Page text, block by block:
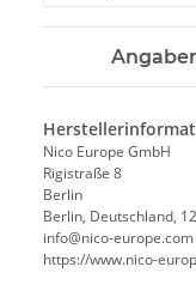
Nico Europe GmbH
Rigistraße 8
Berlin
Berlin, Deutschland,
info@nico-europe.com
https://www.nico-